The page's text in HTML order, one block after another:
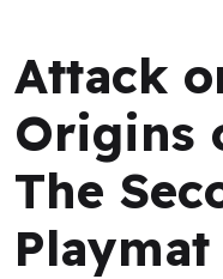
Attack
Origins
The
Playmat